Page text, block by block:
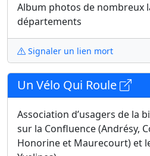
Album photos de nombreux
départements
Signaler un lien mort
Un Vélo Qui Roule
Association d’usagers de la
sur la Confluence (Andrésy,
Honorine et Maurecourt) et